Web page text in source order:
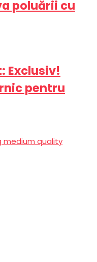
poluării cu
Exclusiv!
pentru